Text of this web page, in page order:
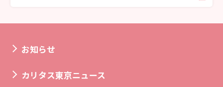
お知らせ
カリタス東京ニュース